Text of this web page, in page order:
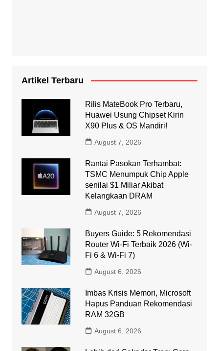
Artikel Terbaru
Rilis MateBook Pro Terbaru,
Huawei Usung Chipset Kirin
X90 Plus & OS Mandiri!
August 7, 2026
Rantai Pasokan Terhambat:
TSMC Menumpuk Chip Apple
senilai $1 Miliar Akibat
Kelangkaan DRAM
August 7, 2026
Buyers Guide: 5 Rekomendasi
Router Wi-Fi Terbaik 2026 (Wi-
Fi 6 & Wi-Fi 7)
August 6, 2026
Imbas Krisis Memori, Microsoft
Hapus Panduan Rekomendasi
RAM 32GB
August 6, 2026